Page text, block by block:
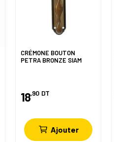
CRÉMONE BOUTON
PETRA BRONZE SIAM
18,90 DT
Ajouter